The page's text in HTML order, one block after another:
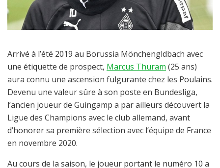
Arrivé à l’été 2019 au Borussia Mönchengldbach avec
une étiquette de prospect, Marcus Thuram (25 ans)
aura connu une ascension fulgurante chez les Poulains.
Devenu une valeur sûre à son poste en Bundesliga,
l’ancien joueur de Guingamp a par ailleurs découvert la
Ligue des Champions avec le club allemand, avant
d’honorer sa première sélection avec l’équipe de France
en novembre 2020.
Au cours de la saison, le joueur portant le numéro 10 a